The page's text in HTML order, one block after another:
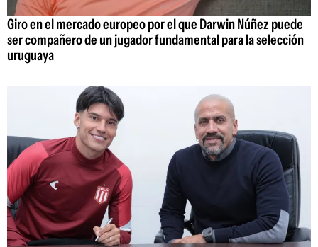
Giro en el mercado europeo por el que Darwin Núñez puede
ser compañero de un jugador fundamental para la selección
uruguaya